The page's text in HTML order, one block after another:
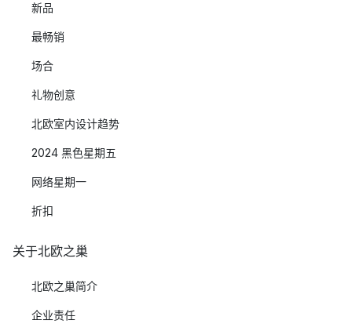
新品
最畅销
场合
礼物创意
北欧室内设计趋势
2024 黑色星期五
网络星期一
折扣
关于北欧之巢
北欧之巢简介
企业责任